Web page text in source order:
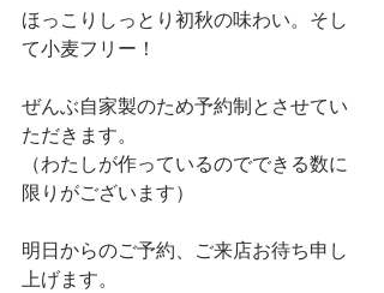
ほっこりしっとり初秋の味わい。そし
て小麦フリー！
ぜんぶ自家製のため予約制とさせてい
ただきます。
（わたしが作っているのでできる数に
限りがございます）
明日からのご予約、ご来店お待ち申し
上げます。